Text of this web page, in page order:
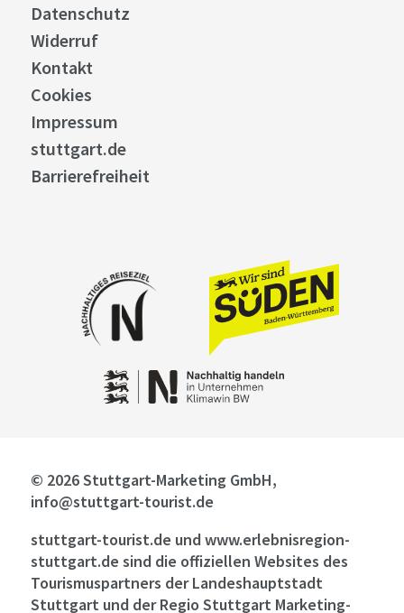
Datenschutz
Widerruf
Kontakt
Cookies
Impressum
stuttgart.de
Barrierefreiheit
© 2026 Stuttgart-Marketing GmbH,
info@stuttgart-tourist.de
stuttgart-tourist.de und www.erlebnisregion-
stuttgart.de sind die offiziellen Websites des
Tourismuspartners der Landeshauptstadt
Stuttgart und der Regio Stuttgart Marketing-